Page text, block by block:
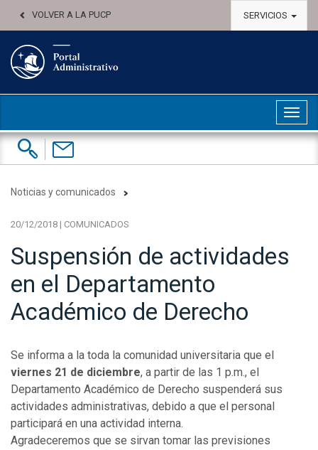
VOLVER A LA PUCP SERVICIOS
Buscar:
Contáctenos
Noticias y comunicados
20/12/2018 | COMUNICADOS
Suspensión de actividades
en el Departamento
Académico de Derecho
Se informa a la toda la comunidad universitaria que el
viernes 21 de diciembre, a partir de las 1 p.m., el
Departamento Académico de Derecho suspenderá sus
actividades administrativas, debido a que el personal
participará en una actividad interna.
Agradeceremos que se sirvan tomar las previsiones